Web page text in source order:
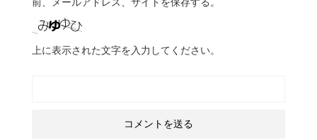
上に表示された文字を入力してください。